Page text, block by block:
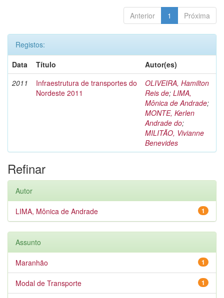
Anterior 1 Próxima
Registos:
Data
Título
Autor(es)
2011
Infraestrutura de transportes do
Nordeste 2011
OLIVEIRA, Hamilton
Reis de; LIMA,
Mônica de Andrade;
MONTE, Kerlen
Andrade do;
MILITÃO, Vivianne
Benevides
Refinar
Autor
1
LIMA, Mônica de Andrade
Assunto
1
Maranhão
1
Modal de Transporte